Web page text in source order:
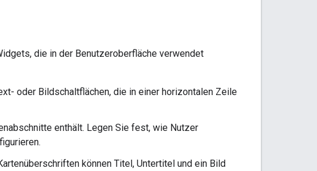
die in der Benutzeroberfläche verwendet
oder Bildschaltflächen, die in einer horizontalen Zeile
enthält. Legen Sie fest, wie Nutzer
können Titel, Untertitel und ein Bild